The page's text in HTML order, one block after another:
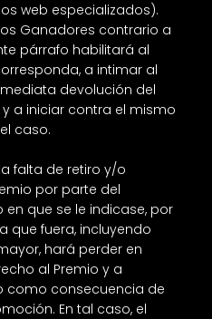
web especializados).
Ganadores contrario a
párrafo habilitará al
a intimar al
devolución del
a iniciar contra el mismo
caso.
falta de retiro y/o
por parte del
que se le indicase, por
que fuera, incluyendo
hará perder en
al Premio y a
como consecuencia de
En tal caso, el